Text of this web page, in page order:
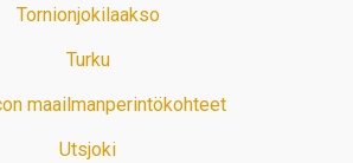
Tornionjokilaakso
Turku
maailmanperintökohteet
Utsjoki